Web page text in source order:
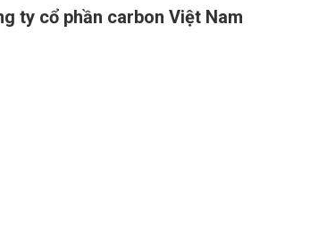
ty cổ phần carbon Việt Nam